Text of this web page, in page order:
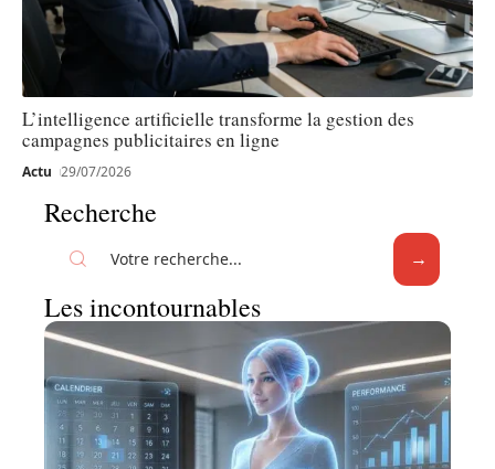
L’intelligence artificielle transforme la gestion des
campagnes publicitaires en ligne
Actu 29/07/2026
Recherche
Les incontournables